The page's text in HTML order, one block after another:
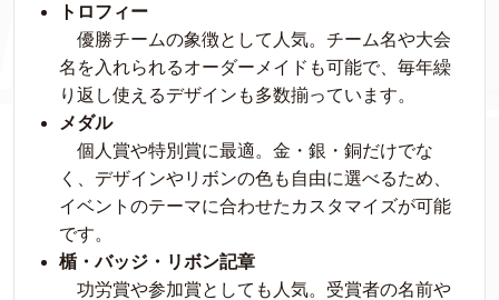
トロフィー
優勝チームの象徴として人気。チーム名や大会
名を入れられるオーダーメイドも可能で、毎年繰
り返し使えるデザインも多数揃っています。
メダル
個人賞や特別賞に最適。金・銀・銅だけでな
く、デザインやリボンの色も自由に選べるため、
イベントのテーマに合わせたカスタマイズが可能
です。
楯・バッジ・リボン記章
功労賞や参加賞としても人気。受賞者の名前や